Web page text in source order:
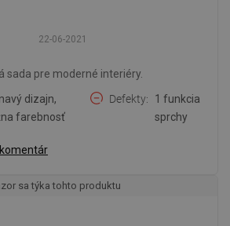
22-06-2021
sada pre moderné interiéry.
dizajn,
farebnosť
Defekty
1 funkcia
sprchy
sa týka tohto produktu